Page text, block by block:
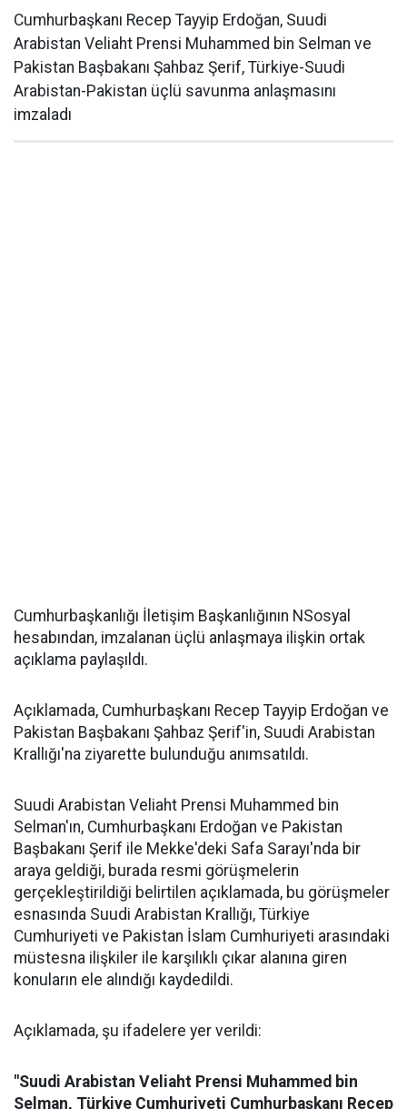
Cumhurbaşkanı Recep Tayyip Erdoğan, Suudi
Arabistan Veliaht Prensi Muhammed bin Selman ve
Pakistan Başbakanı Şahbaz Şerif, Türkiye-Suudi
Arabistan-Pakistan üçlü savunma anlaşmasını
imzaladı
Cumhurbaşkanlığı İletişim Başkanlığının NSosyal
hesabından, imzalanan üçlü anlaşmaya ilişkin ortak
açıklama paylaşıldı.
Açıklamada, Cumhurbaşkanı Recep Tayyip Erdoğan ve
Pakistan Başbakanı Şahbaz Şerif'in, Suudi Arabistan
Krallığı'na ziyarette bulunduğu anımsatıldı.
Suudi Arabistan Veliaht Prensi Muhammed bin
Selman'ın, Cumhurbaşkanı Erdoğan ve Pakistan
Başbakanı Şerif ile Mekke'deki Safa Sarayı'nda bir
araya geldiği, burada resmi görüşmelerin
gerçekleştirildiği belirtilen açıklamada, bu görüşmeler
esnasında Suudi Arabistan Krallığı, Türkiye
Cumhuriyeti ve Pakistan İslam Cumhuriyeti arasındaki
müstesna ilişkiler ile karşılıklı çıkar alanına giren
konuların ele alındığı kaydedildi.
Açıklamada, şu ifadelere yer verildi:
"Suudi Arabistan Veliaht Prensi Muhammed bin
Selman, Türkiye Cumhuriyeti Cumhurbaşkanı Recep